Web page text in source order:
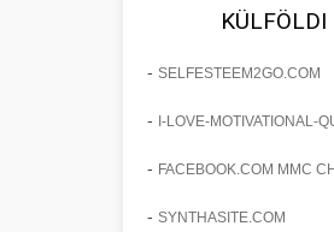
os
Lépésről lépésre
os
Teljes
KÜLFÖLDI
- SELFESTEEM2GO.COM
- I-LOVE-MOTIVATIONAL-
- FACEBOOK.COM MMC
- SYNTHASITE.COM